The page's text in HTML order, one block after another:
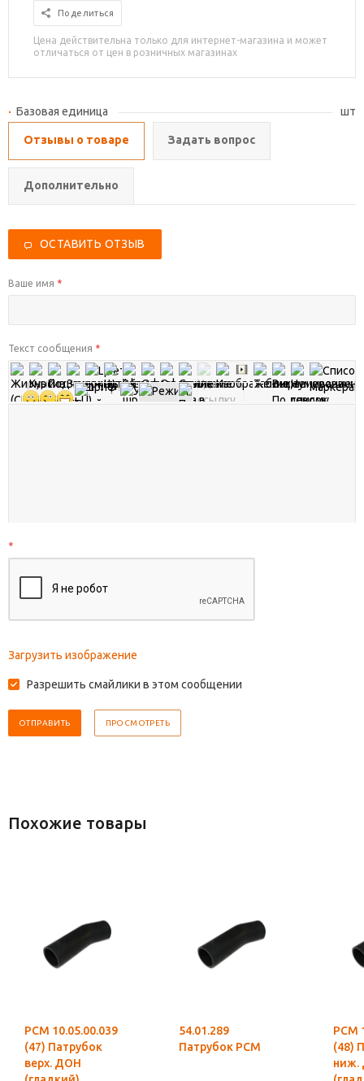
Поделиться
Цена действительна только для интернет-магазина и может
отличаться от цен в розничных магазинах
Базовая единица шт
Отзывы о товаре Задать вопрос
Дополнительно
ОСТАВИТЬ ОТЗЫВ
Ваше имя *
Текст сообщения *
*
Загрузить изображение
Разрешить смайлики в этом сообщении
Похожие товары
РСМ 10.05.00.039
(47) Патрубок
верх. ДОН
54.01.289
Патрубок РСМ
РСМ
(48)
ниж.